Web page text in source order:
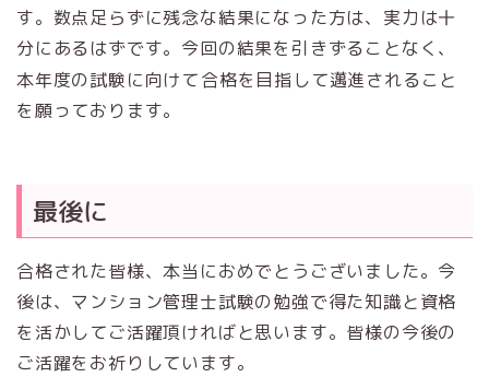
す。数点足らずに残念な結果になった方は、実力は十
分にあるはずです。今回の結果を引きずることなく、
本年度の試験に向けて合格を目指して邁進されること
を願っております。
最後に
合格された皆様、本当におめでとうございました。今
後は、マンション管理士試験の勉強で得た知識と資格
を活かしてご活躍頂ければと思います。皆様の今後の
ご活躍をお祈りしています。